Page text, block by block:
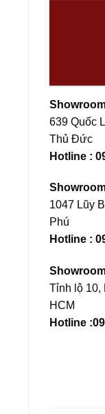
639 Quốc
Thủ Đức
Hotline :
1047 Lũy
Phú
Hotline :
Tỉnh lộ 10,
HCM
Hotline